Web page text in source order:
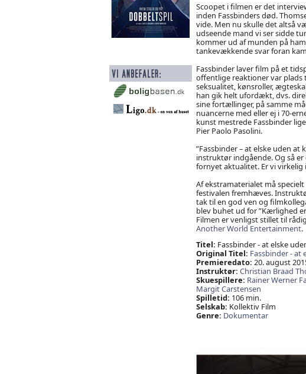
Scoopet i filmen er det
inden Fassbinders død.
vide. Men nu skulle det altså
udseende mand vi ser sidde
kommer ud af munden på
tankevækkende svar foran
Fassbinder laver film på et
offentlige reaktioner var plads
seksualitet, kønsroller,
han gik helt ufordækt, dvs.
sine fortællinger, på samme
nuancerne med eller ej i 70-
kunst mestrede Fassbinder
Pier Paolo Pasolini.
”Fassbinder – at elske uden
instruktør indgående. Og så
fornyet aktualitet. Er vi virkelig
Af ekstramaterialet må
festivalen fremhæves.
tak til en god ven og
blev buhet ud for ”Kærlighed
Filmen er venligst stillet til
Another World Entertainment.
Titel: Fassbinder - at elske
Original Titel: Fassbinder - at
Premieredato: 20. august
Instruktør: Christian Braad
Skuespillere: Rainer Werner
Margit Carstensen
Spilletid: 106 min.
Selskab: Kollektiv Film
Genre: Dokumentar